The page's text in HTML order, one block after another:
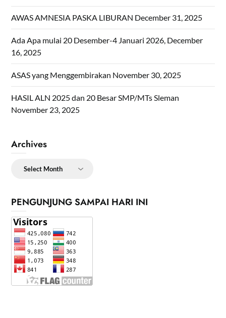
AWAS AMNESIA PASKA LIBURAN December 31, 2025
Ada Apa mulai 20 Desember-4 Januari 2026, December
16, 2025
ASAS yang Menggembirakan November 30, 2025
HASIL ALN 2025 dan 20 Besar SMP/MTs Sleman
November 23, 2025
Archives
Archives
PENGUNJUNG SAMPAI HARI INI